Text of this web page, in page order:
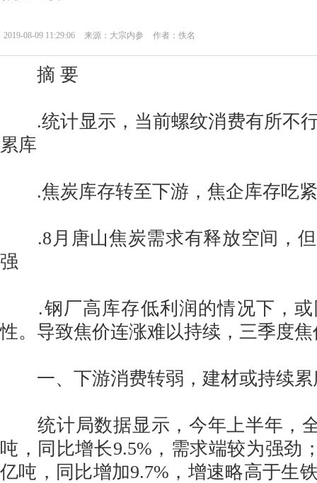
2019-08-09 11:29:06 来源：大宗内参 作者：佚名
摘 要
.统计显示，当前螺纹消费有所不
累库
.焦炭库存转至下游，焦企库存吃紧
.8月唐山焦炭需求有释放空间，但
强
.钢厂高库存低利润的情况下，或
性。导致焦价连涨难以持续，三季度
一、下游消费转弱，建材或持续累
统计局数据显示，今年上半年，全
吨，同比增长9.5%，需求端较为强劲
亿吨，同比增加9.7%，增速略高于生